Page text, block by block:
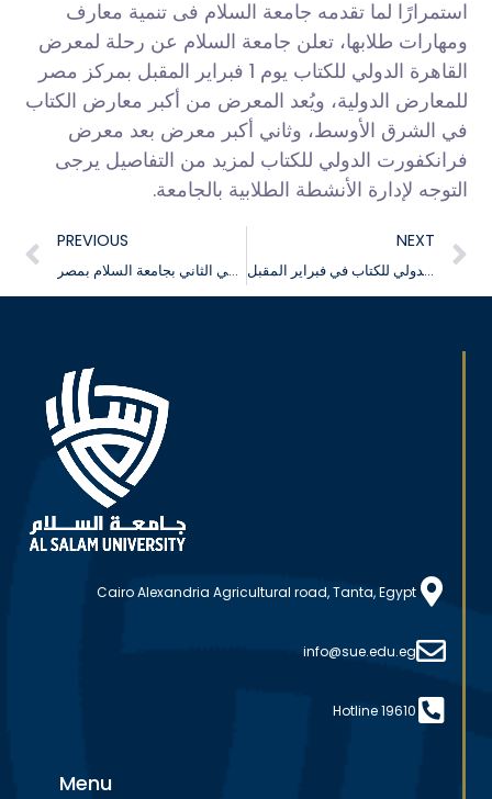
استمرارًا لما تقدمه جامعة السلام فى تنمية معارف
ومهارات طلابها، تعلن جامعة السلام عن رحلة لمعرض
القاهرة الدولي للكتاب يوم 1 فبراير المقبل بمركز مصر
للمعارض الدولية، ويُعد المعرض من أكبر معارض الكتاب
في الشرق الأوسط، وثاني أكبر معرض بعد معرض
فرانكفورت الدولي للكتاب لمزيد من التفاصيل يرجى
التوجه لإدارة الأنشطة الطلابية بالجامعة.
PREVIOUS
فتح باب القبول للفصل الدراسي الثاني بجامعة السلام بمصر
NEXT
جامعة السلام بمصر تعلن عن رحلة لمعرض القاهرة الدولي للكتاب في فبراير المقبل
Cairo Alexandria Agricultural road, Tanta, Egypt
info@sue.edu.eg
Hotline 19610
Menu